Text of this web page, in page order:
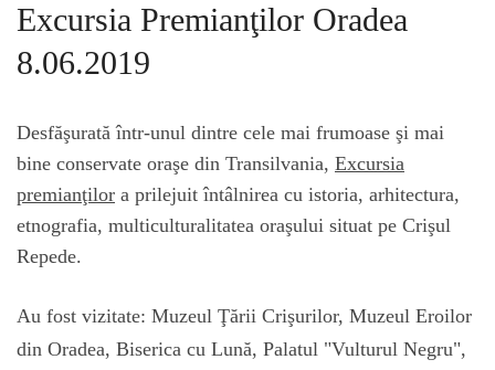
Excursia Premianţilor Oradea
8.06.2019
Desfăşurată într-unul dintre cele mai frumoase şi mai
bine conservate oraşe din Transilvania, Excursia
premianţilor a prilejuit întâlnirea cu istoria, arhitectura,
etnografia, multiculturalitatea oraşului situat pe Crişul
Repede.
Au fost vizitate: Muzeul Ţării Crişurilor, Muzeul Eroilor
din Oradea, Biserica cu Lună, Palatul "Vulturul Negru",